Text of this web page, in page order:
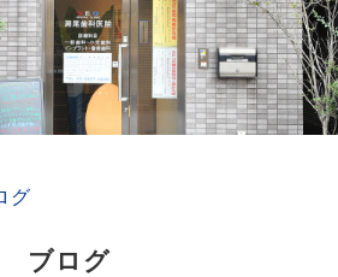
グ
ブログ